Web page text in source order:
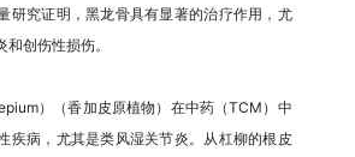
研究证明，黑龙骨具有显著的治疗作用，尤
创伤性损伤。
）（香加皮原植物）在中药（TCM）中
疾病，尤其是类风湿关节炎。从杠柳的根皮